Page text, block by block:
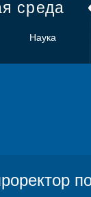
среда
Наука